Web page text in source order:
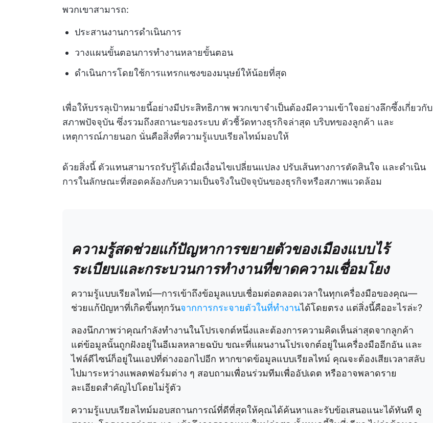
พวกเขาสามารถ:
ประสานงานการดำเนินการ
วางแผนขั้นตอนการทำงานหลายขั้นตอน
ดำเนินการโดยใช้การแทรกแซงของมนุษย์ให้น้อยที่สุด
เพื่อให้บรรลุเป้าหมายนี้อย่างมีประสิทธิภาพ พวกเขาจำเป็นต้องมีความเข้าใจอย่างลึกซึ้งเกี่ยวกับ
สภาพปัจจุบัน ซึ่งรวมถึงสถานะของระบบ ตัวชี้วัดทางธุรกิจล่าสุด บริบทของลูกค้า และ
เหตุการณ์ภายนอก นั่นคือสิ่งที่ความรู้แบบเรียลไทม์มอบให้
ด้วยสิ่งนี้ ตัวแทนสามารถรับรู้ได้เมื่อเงื่อนไขเปลี่ยนแปลง ปรับเส้นทางการตัดสินใจ และดำเนิน
การในลักษณะที่สอดคล้องกับความเป็นจริงในปัจจุบันของธุรกิจหรือสภาพแวดล้อม
ความรู้สดช่วยแก้ปัญหาการขยายตัวของเมืองแบบไร้
ระเบียบและกระบวนการทำงานที่ขาดความเชื่อมโยง
ความรู้แบบเรียลไทม์—การเข้าถึงข้อมูลแบบเชื่อมต่อตลอดเวลาในทุกเครื่องมือของคุณ—
ช่วยแก้ปัญหาที่เกิดขึ้นทุกวันจากการกระจายตัวในที่ทำงานได้โดยตรง แต่สิ่งนี้คืออะไรล่ะ?
ลองนึกภาพว่าคุณกำลังทำงานในโปรเจกต์หนึ่งและต้องการความคิดเห็นล่าสุดจากลูกค้า
แต่ข้อมูลนั้นถูกฝังอยู่ในอีเมลหลายฉบับ ขณะที่แผนงานโปรเจกต์อยู่ในเครื่องมืออีกอัน และ
ไฟล์ดีไซน์ก็อยู่ในแอปที่ต่างออกไปอีก หากขาดข้อมูลแบบเรียลไทม์ คุณจะต้องเสียเวลาสลับ
ไปมาระหว่างแพลตฟอร์มต่าง ๆ สอบถามเพื่อนร่วมทีมเพื่ออัปเดต หรืออาจพลาดราย
ละเอียดสำคัญไปโดยไม่รู้ตัว
ความรู้แบบเรียลไทม์มอบสถานการณ์ที่ดีที่สุดให้คุณได้ค้นหาและรับข้อเสนอแนะได้ทันที ดู